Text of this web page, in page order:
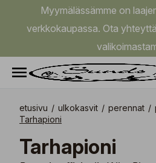
Myymälässämme on
verkkokaupassa. Ota
etusivu / ulkokasvit / perennat /
Tarhapioni
Tarhapioni